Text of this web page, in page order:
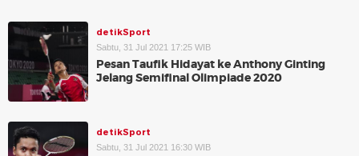
detikSport
Sabtu, 31 Jul 2021 17:25 WIB
Pesan Taufik Hidayat ke Anthony Ginting
Jelang Semifinal Olimpiade 2020
detikSport
Sabtu, 31 Jul 2021 16:30 WIB